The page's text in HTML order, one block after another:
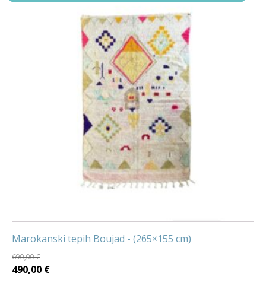
Marokanski tepih Boujad - (265×155 cm)
690,00€
Izvorna
490,00 €Trenutna